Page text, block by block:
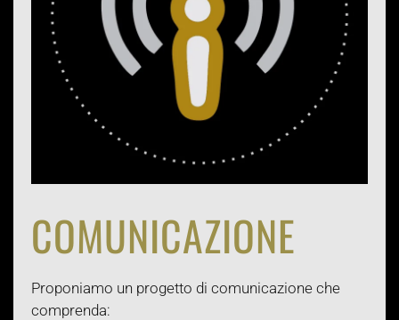
COMUNICAZIONE
Proponiamo un progetto di comunicazione che
comprenda: